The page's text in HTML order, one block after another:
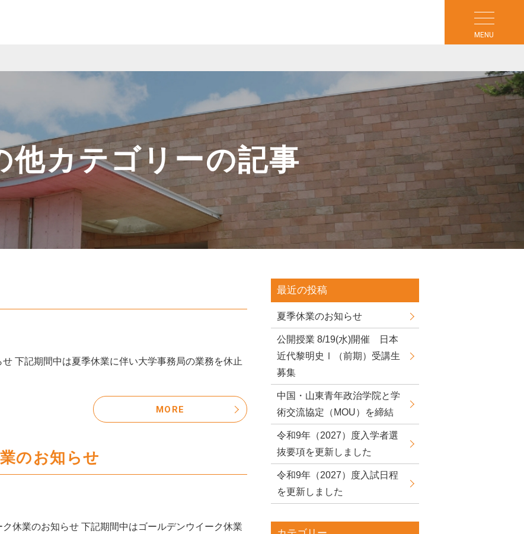
MENU
他カテゴリーの記事
は夏季休業に伴い大学事務局の業務を休止
MORE
のお知らせ
らせ 下記期間中はゴールデンウイーク休業
最近の投稿
夏季休業のお知らせ
公開授業 8/19(水)開催 日本
近代黎明史Ⅰ（前期）受講生
募集
中国・山東青年政治学院と学
術交流協定（MOU）を締結
令和9年（2027）度入学者選
抜要項を更新しました
令和9年（2027）度入試日程
を更新しました